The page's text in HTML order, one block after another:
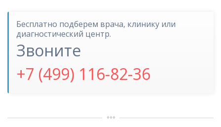
Бесплатно подберем врача, клинику или
диагностический центр.
Звоните
+7 (499) 116-82-36